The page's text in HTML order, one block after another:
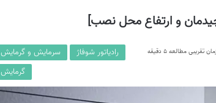
و ارتفاع محل نصب]
تقریبی مطالعه 5 دقیقه رادیاتور شوفاژ
سرمایش و گرمایش
گرمایش